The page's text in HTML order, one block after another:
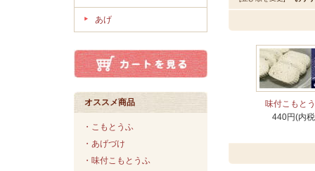
あげ
オススメ商品
・こもとうふ
・あげづけ
・味付こもとうふ
味付こもと
440円(内